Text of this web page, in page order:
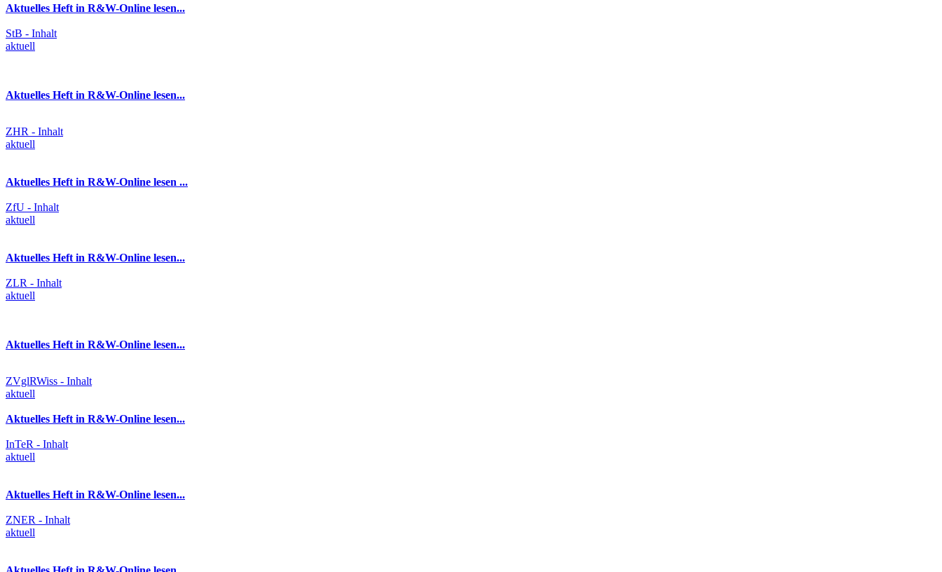
Aktuelles Heft in R&W-Online lesen...
StB - Inhalt
aktuell
Aktuelles Heft in R&W-Online lesen...
ZHR - Inhalt
aktuell
Aktuelles Heft in R&W-Online lesen ...
ZfU - Inhalt
aktuell
Aktuelles Heft in R&W-Online lesen...
ZLR - Inhalt
aktuell
Aktuelles Heft in R&W-Online lesen...
ZVglRWiss - Inhalt
aktuell
Aktuelles Heft in R&W-Online lesen...
InTeR - Inhalt
aktuell
Aktuelles Heft in R&W-Online lesen...
ZNER - Inhalt
aktuell